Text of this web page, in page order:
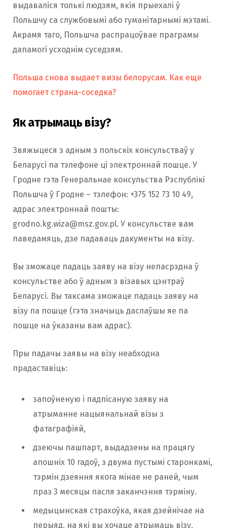
выдаваліся толькі людзям, якія прыехалі ў
Польшчу са службовымі або гуманітарнымі мэтамі.
Акрамя таго, Польшча распрацоўвае праграмы
дапамогі усходнім суседзям.
Польша снова выдает визы белорусам. Как еще
помогает страна-соседка?
Як атрымаць візу?
Звяжыцеся з адным з польскіх консульстваў у
Беларусі па тэлефоне ці электроннай пошце. У
Гродне гэта Генеральнае консульства Рэспублікі
Польшча ў Гродне – тэлефон: +375 152 73 10 49,
адрас электроннай пошты:
grodno.kg.wiza@msz.gov.pl. У консульстве вам
паведамяць, дзе падаваць дакументы на візу.
Вы зможаце падаць заяву на візу непасрэдна ў
консульстве або ў адным з візавых цэнтраў
Беларусі. Вы таксама зможаце падаць заяву на
візу па пошце (гэта значыць даслаўшы яе па
пошце на ўказаны вам адрас).
Пры падачы заявы на візу неабходна
прадаставіць:
запоўненую і падпісаную заяву на
атрыманне нацыянальнай візы з
фатаграфіяй,
дзеючы пашпарт, выдадзены на працягу
апошніх 10 гадоў, з двума пустымі старонкамі,
тэрмін дзеяння якога мінае не раней, чым
праз 3 месяцы пасля заканчэння тэрміну.
медыцынская страхоўка, якая дзейнічае на
перыяд, на які вы хочаце атрымаць візу,